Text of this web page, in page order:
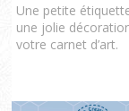
Une petite
une jolie
votre carnet d’art.